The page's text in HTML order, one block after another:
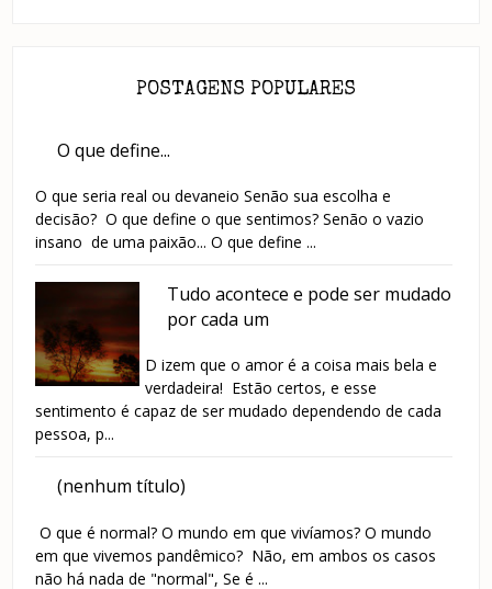
POSTAGENS POPULARES
O que define...
O que seria real ou devaneio Senão sua escolha e
decisão? O que define o que sentimos? Senão o vazio
insano de uma paixão... O que define ...
Tudo acontece e pode ser mudado
por cada um
D izem que o amor é a coisa mais bela e
verdadeira! Estão certos, e esse
sentimento é capaz de ser mudado dependendo de cada
pessoa, p...
(nenhum título)
O que é normal? O mundo em que vivíamos? O mundo
em que vivemos pandêmico? Não, em ambos os casos
não há nada de "normal", Se é ...